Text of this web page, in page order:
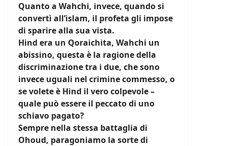
Quanto a Wahchi, invece, quando si
convertì all’islam, il profeta gli impose
di sparire alla sua vista.
Hind era un Qoraichita, Wahchi un
abissino, questa è la ragione della
discriminazione tra i due, che sono
invece uguali nel crimine commesso, o
se volete è Hind il vero colpevole –
quale può essere il peccato di uno
schiavo pagato?
Sempre nella stessa battaglia di
Ohoud, paragoniamo la sorte di